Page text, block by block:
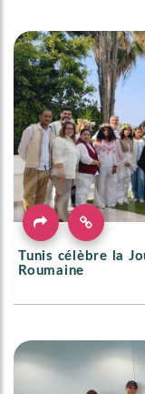
Tunis célèbre la
Roumaine